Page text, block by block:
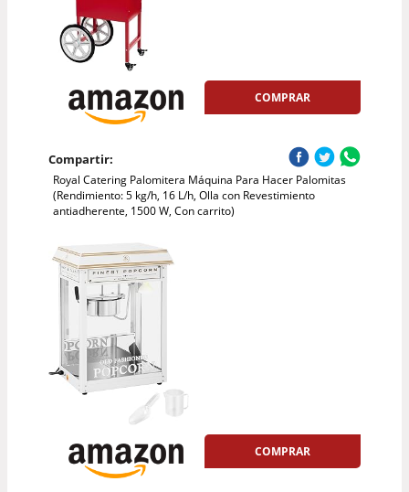
COMPRAR
Compartir:
Royal Catering Palomitera Máquina Para Hacer Palomitas
(Rendimiento: 5 kg/h, 16 L/h, Olla con Revestimiento
antiadherente, 1500 W, Con carrito)
COMPRAR